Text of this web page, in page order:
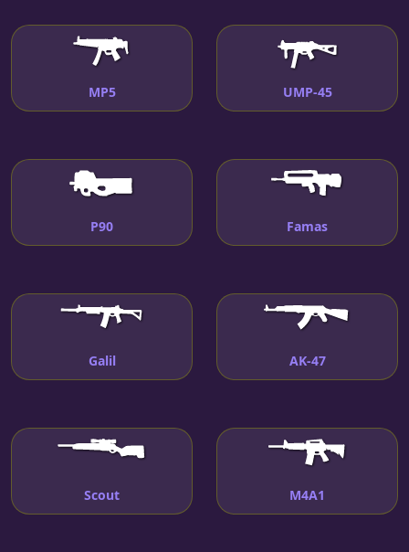
MP5 UMP-45
P90 Famas
Galil AK-47
Scout M4A1